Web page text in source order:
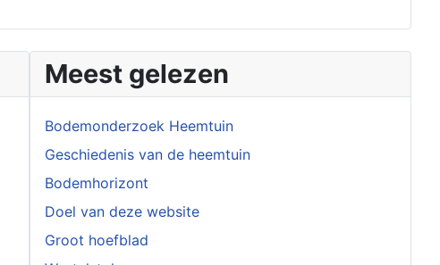
Meest gelezen
Bodemonderzoek Heemtuin
Geschiedenis van de heemtuin
Bodemhorizont
Doel van deze website
Groot hoefblad